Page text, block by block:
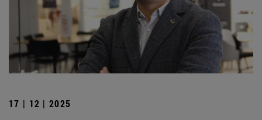
17 | 12 | 2025